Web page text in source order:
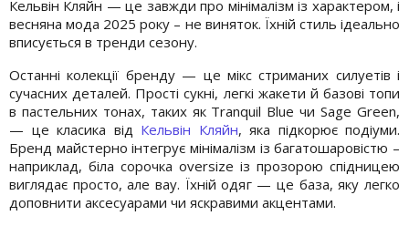
Кельвін Кляйн — це завжди про мінімалізм із характером, і
весняна мода 2025 року – не виняток. Їхній стиль ідеально
вписується в тренди сезону.
Останні колекції бренду — це мікс стриманих силуетів і
сучасних деталей. Прості сукні, легкі жакети й базові топи
в пастельних тонах, таких як Tranquil Blue чи Sage Green,
— це класика від Кельвін Кляйн, яка підкорює подіуми.
Бренд майстерно інтегрує мінімалізм із багатошаровістю –
наприклад, біла сорочка oversize із прозорою спідницею
виглядає просто, але вау. Їхній одяг — це база, яку легко
доповнити аксесуарами чи яскравими акцентами.